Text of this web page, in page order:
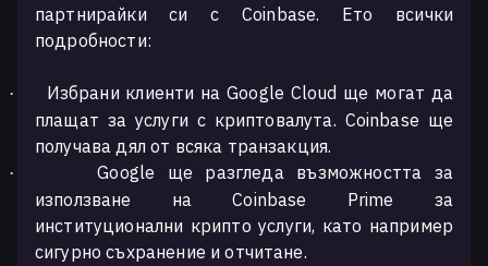
партнирайки си с Coinbase. Ето всички
подробности:
·
Избрани клиенти на Google Cloud ще могат да
плащат за услуги с криптовалута. Coinbase ще
получава дял от всяка транзакция.
·
Google ще разгледа възможността за
използване на Coinbase Prime за
институционални крипто услуги, като например
сигурно съхранение и отчитане.